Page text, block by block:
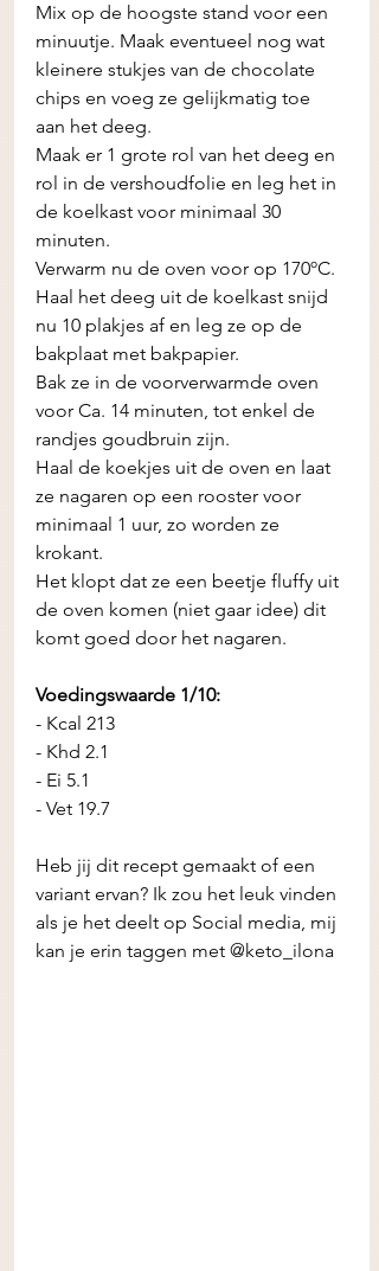
Mix op de hoogste stand voor een
minuutje. Maak eventueel nog wat
kleinere stukjes van de chocolate
chips en voeg ze gelijkmatig toe
aan het deeg.
Maak er 1 grote rol van het deeg en
rol in de vershoudfolie en leg het in
de koelkast voor minimaal 30
minuten.
Verwarm nu de oven voor op 170ºC.
Haal het deeg uit de koelkast snijd
nu 10 plakjes af en leg ze op de
bakplaat met bakpapier.
Bak ze in de voorverwarmde oven
voor Ca. 14 minuten, tot enkel de
randjes goudbruin zijn.
Haal de koekjes uit de oven en laat
ze nagaren op een rooster voor
minimaal 1 uur, zo worden ze
krokant.
Het klopt dat ze een beetje fluffy uit
de oven komen (niet gaar idee) dit
komt goed door het nagaren.
Voedingswaarde 1/10:
- Kcal 213
- Khd 2.1
- Ei 5.1
- Vet 19.7
Heb jij dit recept gemaakt of een
variant ervan? Ik zou het leuk vinden
als je het deelt op Social media, mij
kan je erin taggen met @keto_ilona